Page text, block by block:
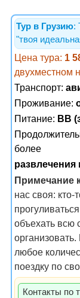
Тур в Грузию:
"твоя
Цена тура: 1
двухместном
Транспорт:
Проживание:
Питание: BB
более
развлечения
Примечание
нас своя:
объехать всю
любое
поездку по
Контакты по